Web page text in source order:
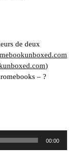
de deux
)
– ?
00:00